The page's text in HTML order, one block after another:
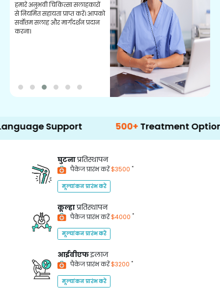
हमारे अनुभवी चिकित्सा सलाहकारों
से नियमित सहायता प्राप्त करें। आपको
सर्वोत्तम सलाह और मार्गदर्शन प्रदान
करना।
Support 500+ Treatment Options
घुटनाप्रतिस्थापन
पैकेज प्रारंभ करें$3500 *
मूल्यांकन प्रारंभ करें
कूल्हाप्रतिस्थापन
पैकेज प्रारंभ करें$4000 *
मूल्यांकन प्रारंभ करें
आईवीएफइलाज
पैकेज प्रारंभ करें$3200 *
मूल्यांकन प्रारंभ करें